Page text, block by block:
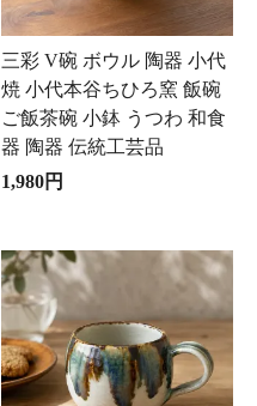
三彩 V碗 ボウル 陶器 小代
焼 小代本谷ちひろ窯 飯碗
ご飯茶碗 小鉢 うつわ 和食
器 陶器 伝統工芸品
1,980円